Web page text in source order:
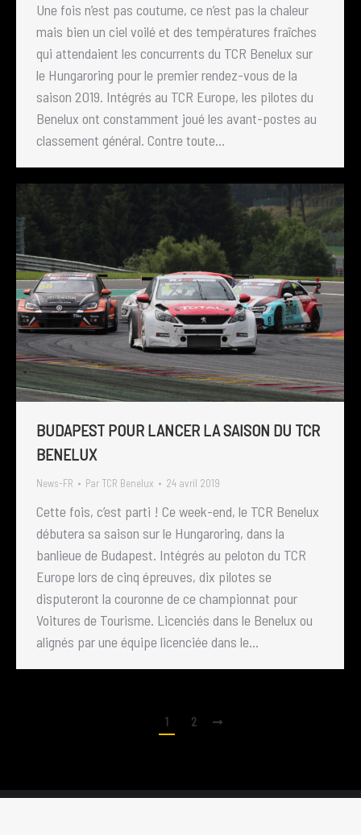
Une fois n’est pas coutume, ce n’est pas la chaleur
mais bien un ciel voilé et des températures fraîches
qui attendaient les concurrents du TCR Benelux sur
le Hungaroring pour le premier rendez-vous de la
saison 2019. Intégrés au TCR Europe, les pilotes du
Benelux ont constamment joué les avant-postes au
classement général. Contre toute…
BUDAPEST POUR LANCER LA SAISON DU TCR
BENELUX
News-FR Par TCR Benelux 24 avril 2019
Cette fois, c’est parti ! Ce week-end, le TCR Benelux
débutera sa saison sur le Hungaroring, dans la
banlieue de Budapest. Intégrés au peloton du TCR
Europe lors de cinq épreuves, dix pilotes se
disputeront la couronne de ce championnat pour
Voitures de Tourisme. Licenciés dans le Benelux ou
alignés par une équipe licenciée dans le…
1 2